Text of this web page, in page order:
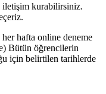
iletişim kurabilirsiniz.
hafta online deneme
Bütün öğrencilerin
için belirtilen tarihlerde